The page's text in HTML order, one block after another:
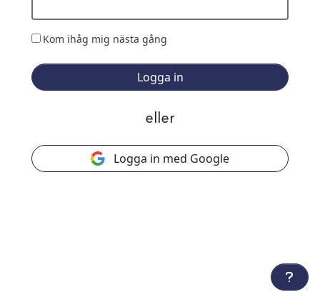
Kom ihåg mig nästa gång
Logga in
eller
Logga in med Google